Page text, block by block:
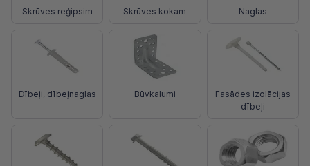
Skrūves reģipsim Skrūves kokam Naglas
Dībeļi, dībeļnaglas Būvkalumi
Fasādes izolācijas
dībeļi